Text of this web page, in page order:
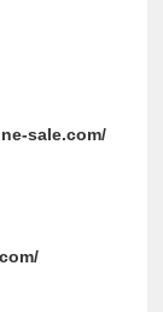
sale.com/